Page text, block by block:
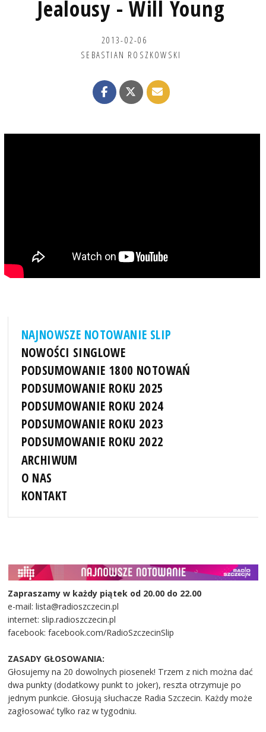
Jealousy - Will Young
2013-02-06
SEBASTIAN ROSZKOWSKI
NAJNOWSZE NOTOWANIE SLIP
NOWOŚCI SINGLOWE
PODSUMOWANIE 1800 NOTOWAŃ
PODSUMOWANIE ROKU 2025
PODSUMOWANIE ROKU 2024
PODSUMOWANIE ROKU 2023
PODSUMOWANIE ROKU 2022
ARCHIWUM
O NAS
KONTAKT
Zapraszamy w każdy piątek od 20.00 do 22.00
e-mail: lista@radioszczecin.pl
internet: slip.radioszczecin.pl
facebook: facebook.com/RadioSzczecinSlip
ZASADY GŁOSOWANIA:
Głosujemy na 20 dowolnych piosenek! Trzem z nich można dać
dwa punkty (dodatkowy punkt to joker), reszta otrzymuje po
jednym punkcie. Głosują słuchacze Radia Szczecin. Każdy może
zagłosować tylko raz w tygodniu.